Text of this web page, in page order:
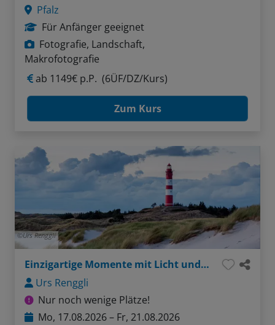
Pfalz
Für Anfänger geeignet
Fotografie, Landschaft,
Makrofotografie
ab 1149€ p.P. (6ÜF/DZ/Kurs)
Zum Kurs
Urs Renggli
Einzigartige Momente mit Licht und Kamera
Urs Renggli
Nur noch wenige Plätze!
Mo, 17.08.2026 – Fr, 21.08.2026